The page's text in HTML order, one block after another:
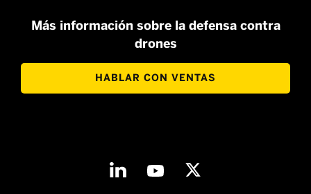
Más información sobre la defensa contra
drones
HABLAR CON VENTAS